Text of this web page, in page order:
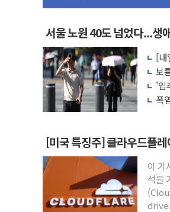
이란 핵심 원유
美 고용 쇼크에
[AI MY 뉴스] 뉴
뉴욕증시 프리뷰
[종합] 美 7월 고
[사진] 이슬람
뉴욕증시 개장
보훈부, 미
트럼프 "금리 내
특정 정치인 측
李 "해남 태양광,
서울 노원 40도 넘었다...생
[내
보
호'
'입
나
폭
[미국 특징주] 클라우드플
이 기
석을